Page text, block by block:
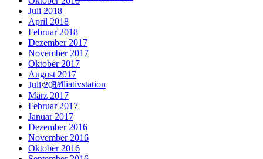
Palliativstation
Juli 2018
April 2018
Februar 2018
Dezember 2017
November 2017
Oktober 2017
August 2017
Juli 2017
März 2017
Februar 2017
Januar 2017
Dezember 2016
November 2016
Oktober 2016